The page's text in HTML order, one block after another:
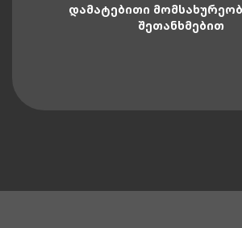
ᲓᲐᲛᲐᲢᲔᲑᲘᲗᲘ
ᲨᲔᲗᲐᲜᲮᲛᲔᲑᲘᲗ